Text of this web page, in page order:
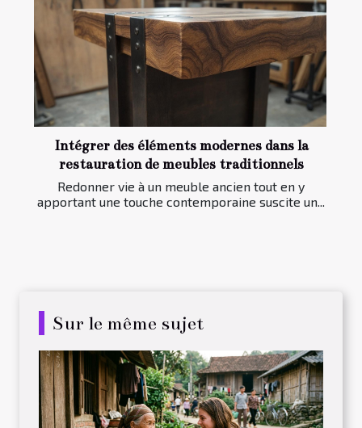
Intégrer des éléments modernes dans la
restauration de meubles traditionnels
Redonner vie à un meuble ancien tout en y
apportant une touche contemporaine suscite un...
Sur le même sujet